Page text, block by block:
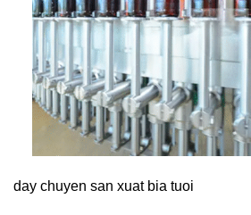
day chuyen san xuat bia tuoi